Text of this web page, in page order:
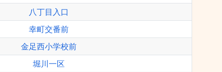
八丁目入口
幸町交番前
金足西小学校前
堀川一区